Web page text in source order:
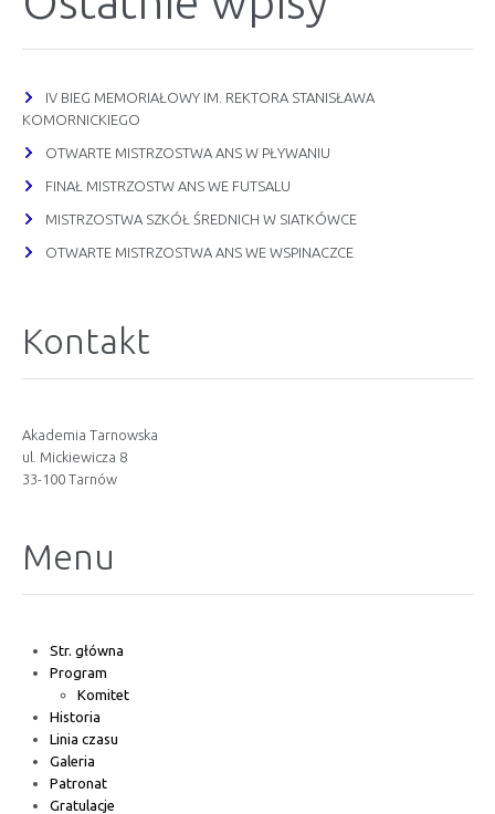
IV BIEG MEMORIAŁOWY IM. REKTORA STANISŁAWA
KOMORNICKIEGO
OTWARTE MISTRZOSTWA ANS W PŁYWANIU
FINAŁ MISTRZOSTW ANS WE FUTSALU
MISTRZOSTWA SZKÓŁ ŚREDNICH W SIATKÓWCE
OTWARTE MISTRZOSTWA ANS WE WSPINACZCE
Kontakt
Akademia Tarnowska
ul. Mickiewicza 8
33-100 Tarnów
Menu
Str. główna
Program
Komitet
Historia
Linia czasu
Galeria
Patronat
Gratulacje